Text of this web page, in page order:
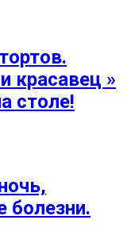
красавец »
столе!
болезни.